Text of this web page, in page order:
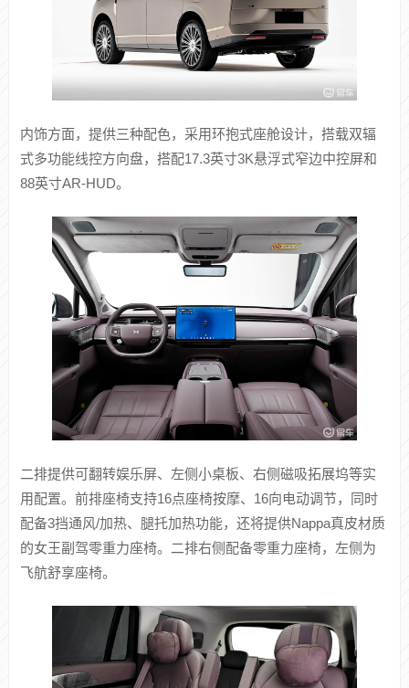
尺寸方面，新车长宽高分别达到5265X1999X1800mm，轴距
长达3115mm，全车5个电动门+电动侧踏。
内饰方面，提供三种配色，采用环抱式座舱设计，搭载双辐
式多功能线控方向盘，搭配17.3英寸3K悬浮式窄边中控屏和
88英寸AR-HUD。